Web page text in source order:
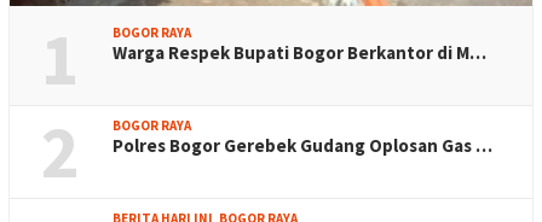
1 BOGOR RAYA
Warga Respek Bupati Bogor Berkantor di M…
2 BOGOR RAYA
Polres Bogor Gerebek Gudang Oplosan Gas …